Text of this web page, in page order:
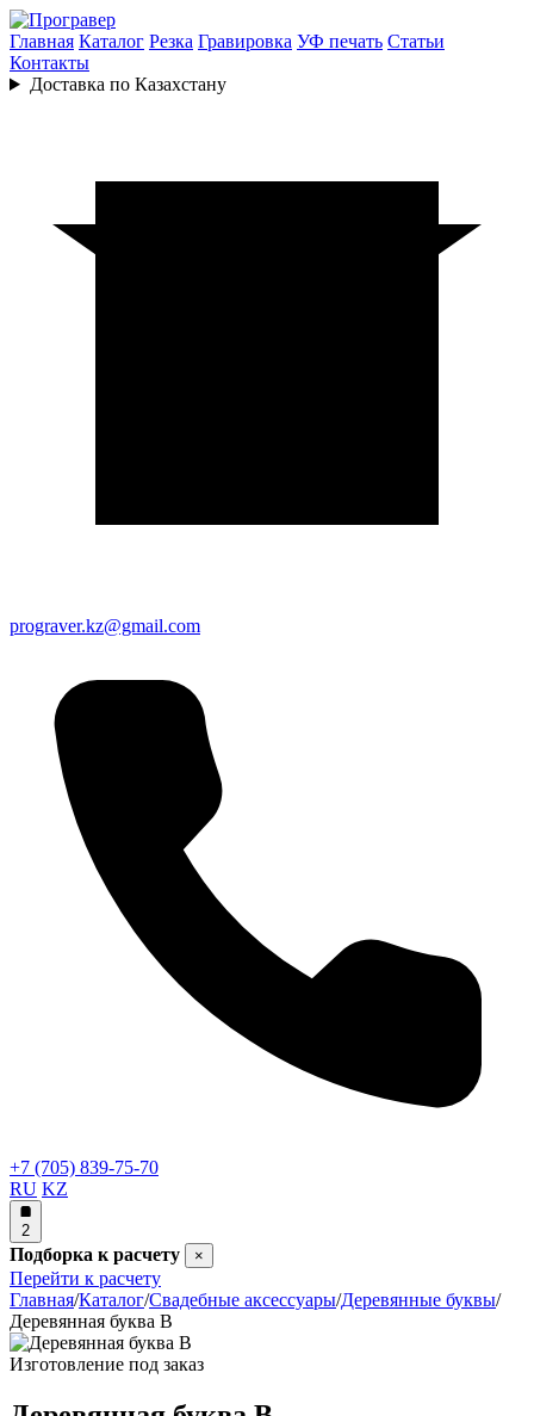
Главная Каталог Резка Гравировка УФ печать Статьи
Контакты
Доставка по Казахстану
prograver.kz@gmail.com
+7 (705) 839-75-70
RU KZ
2
Подборка к расчету ×
Перейти к расчету
Главная/Каталог/Свадебные аксессуары/Деревянные буквы/
Деревянная буква В
Изготовление под заказ